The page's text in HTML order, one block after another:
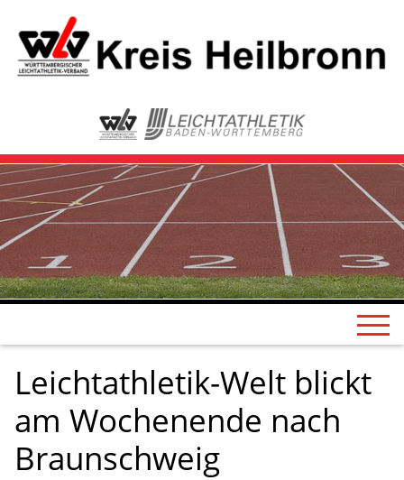
Leichtathletik-Welt blickt
am Wochenende nach
Braunschweig